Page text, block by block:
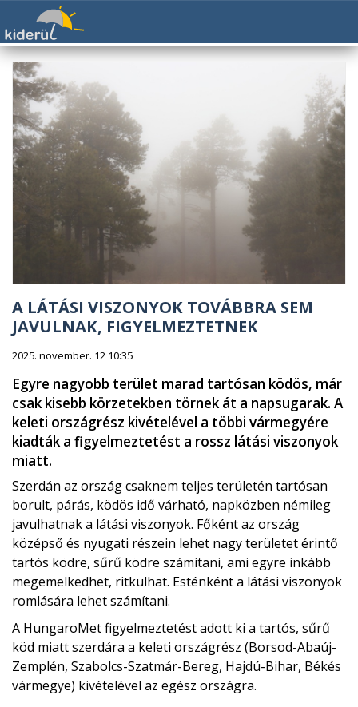
A LÁTÁSI VISZONYOK TOVÁBBRA SEM
JAVULNAK, FIGYELMEZTETNEK
2025. november. 12 10:35
Egyre nagyobb terület marad tartósan ködös, már
csak kisebb körzetekben törnek át a napsugarak. A
keleti országrész kivételével a többi vármegyére
kiadták a figyelmeztetést a rossz látási viszonyok
miatt.
Szerdán az ország csaknem teljes területén tartósan
borult, párás, ködös idő várható, napközben némileg
javulhatnak a látási viszonyok. Főként az ország
középső és nyugati részein lehet nagy területet érintő
tartós ködre, sűrű ködre számítani, ami egyre inkább
megemelkedhet, ritkulhat. Esténként a látási viszonyok
romlására lehet számítani.
A HungaroMet figyelmeztetést adott ki a tartós, sűrű
köd miatt szerdára a keleti országrész (Borsod-Abaúj-
Zemplén, Szabolcs-Szatmár-Bereg, Hajdú-Bihar, Békés
vármegye) kivételével az egész országra.